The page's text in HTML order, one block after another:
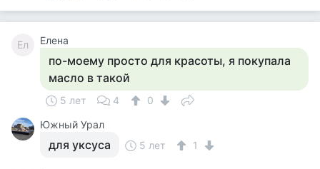
Ел Елена
по-моему просто для красоты, я покупала
масло в такой
5 лет 4
0
Южный Урал
для уксуса 5 лет 1